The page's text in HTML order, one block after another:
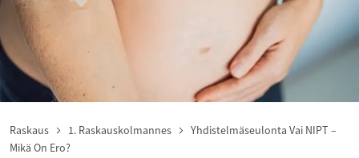
Raskaus 1. Raskauskolmannes
Yhdistelmäseulonta Vai NIPT –
Mikä On Ero?